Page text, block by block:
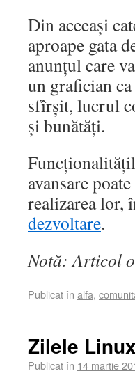
Din aceeași
aproape gata
anunțul care
un grafician
sfîrșit, lucrul
și bunătăți.
avansare
realizarea lor,
dezvoltare.
Notă: Articol
Publicat în alfa,
Zilele
Publicat în 14 martie